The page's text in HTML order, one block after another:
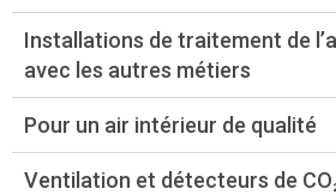
Installations de traitement de
avec les autres métiers
Pour un air intérieur de qualité
Ventilation et détecteurs de